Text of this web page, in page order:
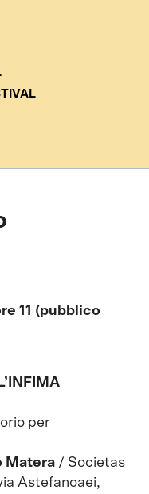
11 (pubblico
per
Matera / Societas
Astefanoaei,